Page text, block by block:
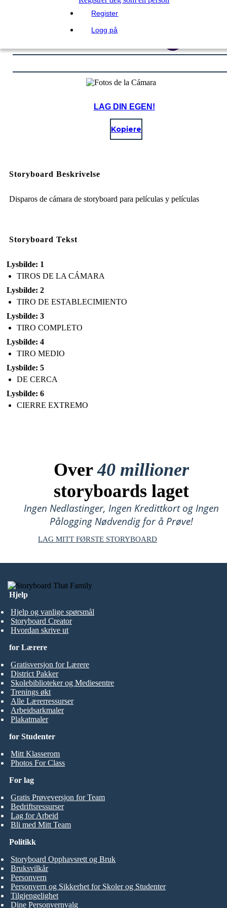
Register
Logg på
LAG DIN EGEN!
Kopiere
Storyboard Beskrivelse
Disparos de cámara de storyboard para películas y películas
Storyboard Tekst
Lysbilde: 1
TIROS DE LA CÁMARA
Lysbilde: 2
TIRO DE ESTABLECIMIENTO
Lysbilde: 3
TIRO COMPLETO
Lysbilde: 4
TIRO MEDIO
Lysbilde: 5
DE CERCA
Lysbilde: 6
CIERRE EXTREMO
Over40 millioner
storyboards laget
Ingen Nedlastinger, Ingen Kredittkort og Ingen
Pålogging Nødvendig for å Prøve!
LAG MITT FØRSTE STORYBOARD
Hjelp
Hjelp og vanlige spørsmål
Storyboard Creator
Hvordan skrive ut
for Studenter
Mitt Klasserom
Photos For Class
for Lærere
Gratisversjon for Lærere
District Pakker
Skolebiblioteker og Mediesentre
Trenings økt
Alle Lærerressurser
Arbeidsarkmaler
Plakatmaler
For lag
Gratis Prøveversjon for Team
Bedriftsressurser
Lag for Arbeid
Bli med Mitt Team
Politikk
Storyboard Opphavsrett og Bruk
Bruksvilkår
Personvern
Personvern og Sikkerhet for Skoler og Studenter
Tilgjengelighet
Dine Personvernvalg